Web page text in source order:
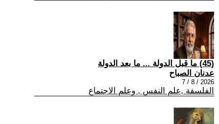
(45) ما قبل الدولة ... ما بعد الدولة
عدنان الصباح
2026 / 8 / 7
الفلسفة ,علم النفس , وعلم الاجتماع